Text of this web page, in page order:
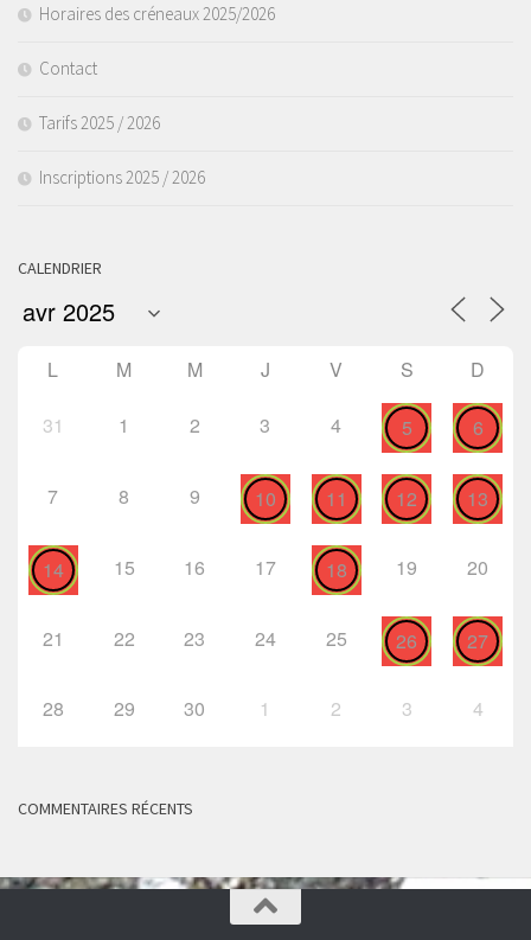
Horaires des créneaux 2025/2026
Contact
Tarifs 2025 / 2026
Inscriptions 2025 / 2026
CALENDRIER
L M M J V S D
31 1 2 3 4 5 6
7 8 9 10 11 12 13
14 15 16 17 18 19 20
21 22 23 24 25 26 27
28 29 30 1 2 3 4
COMMENTAIRES RÉCENTS